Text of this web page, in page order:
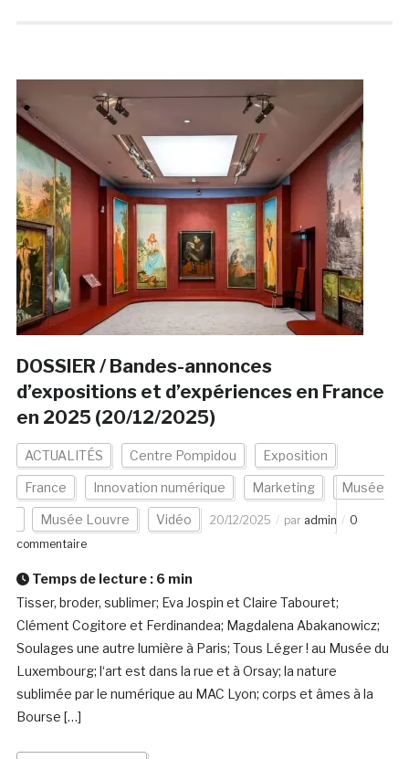
DOSSIER / Bandes-annonces
d’expositions et d’expériences en France
en 2025 (20/12/2025)
ACTUALITÉS Centre Pompidou Exposition
France Innovation numérique Marketing Musée
Musée Louvre Vidéo 20/12/2025 par admin
0
commentaire
Temps de lecture : 6 min
Tisser, broder, sublimer; Eva Jospin et Claire Tabouret;
Clément Cogitore et Ferdinandea; Magdalena Abakanowicz;
Soulages une autre lumière à Paris; Tous Léger ! au Musée du
Luxembourg; l‘art est dans la rue et à Orsay; la nature
sublimée par le numérique au MAC Lyon; corps et âmes à la
Bourse […]